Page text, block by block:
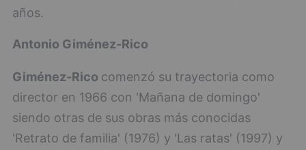
años.
Antonio Giménez-Rico
Giménez-Rico comenzó su trayectoria como
director en 1966 con 'Mañana de domingo'
siendo otras de sus obras más conocidas
'Retrato de familia' (1976) y 'Las ratas' (1997) y